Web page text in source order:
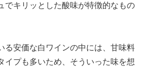
でキリッとした酸味が特徴的なもの
る安価な白ワインの中には、甘味料
イプも多いため、そういった味を想